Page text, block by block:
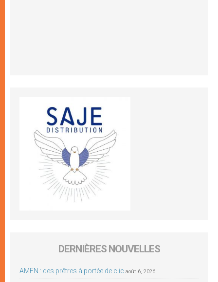
DERNIÈRES NOUVELLES
AMEN : des prêtres à portée de clic août 6, 2026